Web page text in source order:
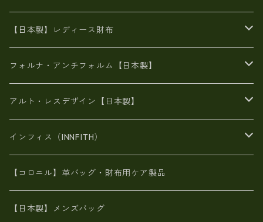
がま口
リネン
メタリック
スエード
牛革
メタリック
オイルレザー
６号蝋引き帆布
豊岡製品
エナメルクロコ
がま口
斜め掛け
豊岡製
日本製
【日本製】レディース財布
二つ折り財布
がま口財布
スペインレザー
長財布
スペインレザー
佐賀牛革
L字ファスナー財布
スペインレザー
革友禅染め
ポーチ
ヌメ革
財布ショルダー
フォルナ・アンチフォルム【日本製】
BAG
財布・小物
アルト・レスデザイン【日本製】
BAG
財布・小物
インフィス（INNFITH）
BAG
財布・小物
【コロニル】革バッグ・財布用ケア製品
【日本製】メンズバッグ